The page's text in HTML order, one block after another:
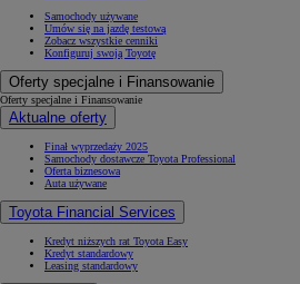
Samochody używane
Umów się na jazdę testową
Zobacz wszystkie cenniki
Konfiguruj swoją Toyotę
Oferty specjalne i Finansowanie
Oferty specjalne i Finansowanie
Aktualne oferty
Finał wyprzedaży 2025
Samochody dostawcze Toyota Professional
Oferta biznesowa
Auta używane
Toyota Financial Services
Kredyt niższych rat Toyota Easy
Kredyt standardowy
Leasing standardowy